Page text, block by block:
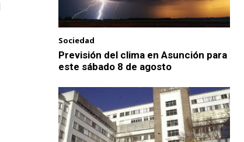
Sociedad
Previsión del clima en Asunción para
este sábado 8 de agosto